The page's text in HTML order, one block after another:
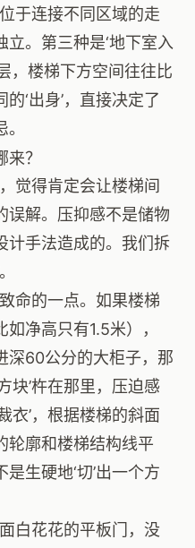
于连接不同区域的走
。第三种是‘地下室入
，楼梯下方空间往往比
‘出身’，直接决定了
？
觉得肯定会让楼梯间
误解。压抑感不是储物
计手法造成的。我们拆
命的一点。如果楼梯
净高只有1.5米），
深60公分的大柜子，那
块’杵在那里，压迫感
衣’，根据楼梯的斜面
轮廓和楼梯结构线平
生硬地‘切’出一个方
白花花的平板门，没